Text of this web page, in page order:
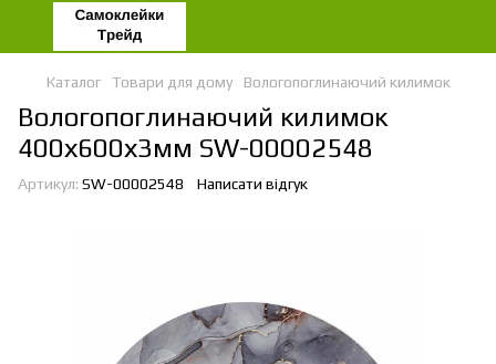
Каталог Товари для дому Вологопоглинаючий килимок
Вологопоглинаючий килимок
400х600х3мм SW-00002548
Артикул: SW-00002548 Написати відгук